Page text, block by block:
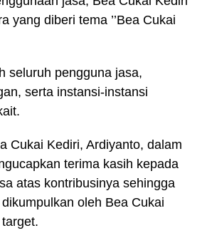
yang diberi tema ’’Bea Cukai
seluruh pengguna jasa,
serta instansi-instansi
Cukai Kediri, Ardiyanto, dalam
terima kasih kepada
atas kontribusinya sehingga
oleh Bea Cukai